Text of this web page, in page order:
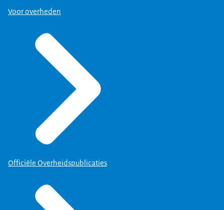
Voor overheden
Officiële Overheidspublicaties